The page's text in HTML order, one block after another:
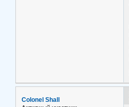
Colonel Shall